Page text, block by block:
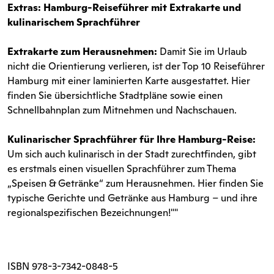
Extras: Hamburg-Reiseführer mit Extrakarte und
kulinarischem Sprachführer
Extrakarte zum Herausnehmen: Damit Sie im Urlaub
nicht die Orientierung verlieren, ist der Top 10 Reiseführer
Hamburg mit einer laminierten Karte ausgestattet. Hier
finden Sie übersichtliche Stadtpläne sowie einen
Schnellbahnplan zum Mitnehmen und Nachschauen.
Kulinarischer Sprachführer für Ihre Hamburg-Reise:
Um sich auch kulinarisch in der Stadt zurechtfinden, gibt
es erstmals einen visuellen Sprachführer zum Thema
„Speisen & Getränke“ zum Herausnehmen. Hier finden Sie
typische Gerichte und Getränke aus Hamburg – und ihre
regionalspezifischen Bezeichnungen!""
ISBN 978-3-7342-0848-5